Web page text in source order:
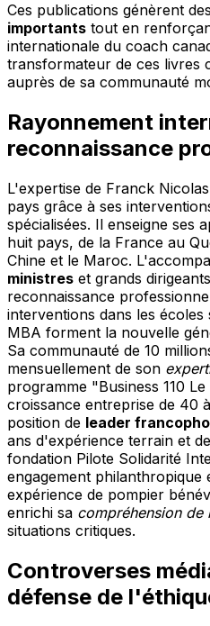
Ces publications génèrent des
importants tout en
internationale du coach
transformateur de ces livres
auprès de sa communauté
Rayonnement
reconnaissance
L'expertise de Franck
pays grâce à ses
spécialisées. Il enseigne ses
huit pays, de la France au
Chine et le Maroc.
ministres et grands
reconnaissance
interventions dans les
MBA forment la nouvelle
Sa communauté de 10
mensuellement de son
programme "Business 110
croissance entreprise de 40
position de leader
ans d'expérience terrain et
fondation Pilote Solidarité
engagement philanthropique
expérience de pompier
enrichi sa compréhension de
situations critiques.
Controverses
défense de